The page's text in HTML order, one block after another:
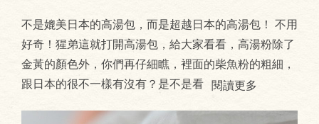
不是媲美日本的高湯包，而是超越日本的高湯包！ 不用
好奇！猩弟這就打開高湯包，給大家看看，高湯粉除了
金黃的顏色外，你們再仔細瞧，裡面的柴魚粉的粗細，
跟日本的很不一樣有沒有？是不是看 閱讀更多